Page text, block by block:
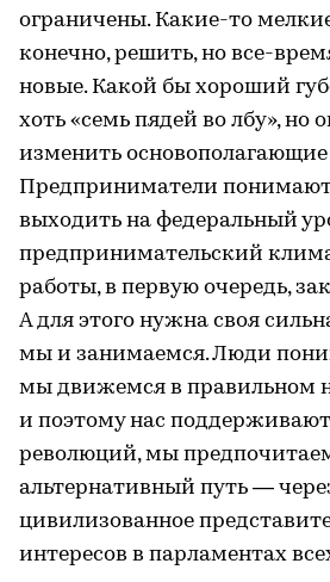
ограничены. Какие-то
конечно, решить, но все-
новые. Какой бы хороший
хоть «семь пядей во лбу», но
изменить
Предприниматели
выходить на федеральный
предпринимательский
работы, в первую очередь,
А для этого нужна своя
мы и занимаемся. Люди
мы движемся в правильном
и поэтому нас
революций, мы
альтернативный путь —
цивилизованное
интересов в парламентах